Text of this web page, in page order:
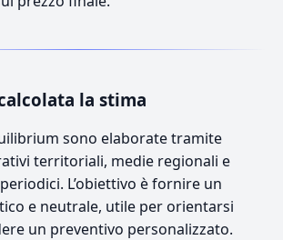
la stima
sono elaborate tramite
territoriali, medie regionali e
L’obiettivo è fornire un
e neutrale, utile per orientarsi
un preventivo personalizzato.